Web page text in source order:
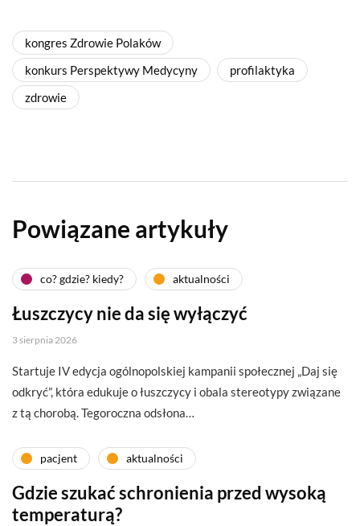
kongres Zdrowie Polaków
konkurs Perspektywy Medycyny
profilaktyka
zdrowie
Powiązane artykuły
co? gdzie? kiedy? aktualności
Łuszczycy nie da się wyłączyć
3 sierpnia 2026
Startuje IV edycja ogólnopolskiej kampanii społecznej „Daj się
odkryć”, która edukuje o łuszczycy i obala stereotypy związane
z tą chorobą. Tegoroczna odsłona…
pacjent aktualności
Gdzie szukać schronienia przed wysoką
temperaturą?